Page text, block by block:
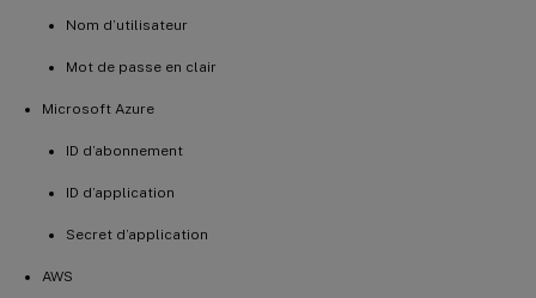
Nom d’utilisateur
Mot de passe en clair
Microsoft Azure
ID d’abonnement
ID d’application
Secret d’application
AWS